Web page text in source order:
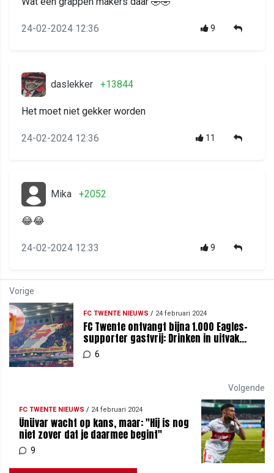
24-02-2024 12:36 9
daslekker +13844
Het moet niet gekker worden
24-02-2024 12:36 11
Mika +2052
😂😂
24-02-2024 12:33 9
Vorige
FC TWENTE NIEUWS / 24 februari 2024
FC Twente ontvangt bijna 1.000 Eagles-
supporter gastvrij: Drinken in uitvak
gewoon mogelijk
6
Volgende
FC TWENTE NIEUWS / 24 februari 2024
Ünüvar wacht op kans, maar: "Hij is nog
niet zover dat je daarmee begint"
9